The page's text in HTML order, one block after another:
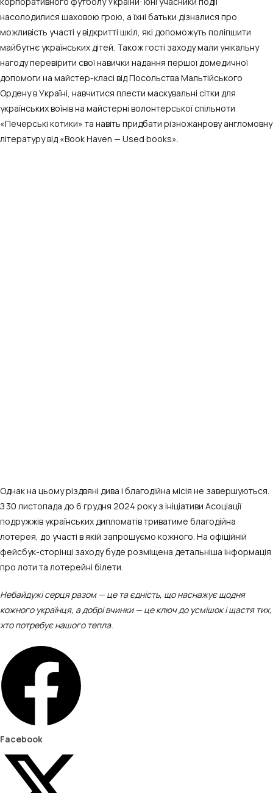
насолодилися шаховою грою, а їхні батьки дізналися про
можливість участі у відкритті шкіл, які допоможуть поліпшити
майбутнє українських дітей. Також гості заходу мали унікальну
нагоду перевірити свої навички надання першої домедичної
допомоги на майстер-класі від Посольства Мальтійського
Ордену в Україні, навчитися плести маскувальні сітки для
українських воїнів на майстерні волонтерської спільноти
«Печерські котики» та навіть придбати різножанрову англомовну
літературу від «Book Haven — Used books».
Однак на цьому різдвяні дива і благодійна місія не завершуються.
З 30 листопада до 6 грудня 2024 року з ініціативи Асоціації
подружжів українських дипломатів триватиме благодійна
лотерея, до участі в якій запрошуємо кожного. На офіційній
фейсбук-сторінці заходу буде розміщена детальніша інформація
про лоти та лотерейні білети.
Небайдужі серця разом — це та єдність, що наснажує щодня
кожного українця, а добрі вчинки — це ключ до усмішок і щастя тих,
хто потребує нашого тепла.
Facebook